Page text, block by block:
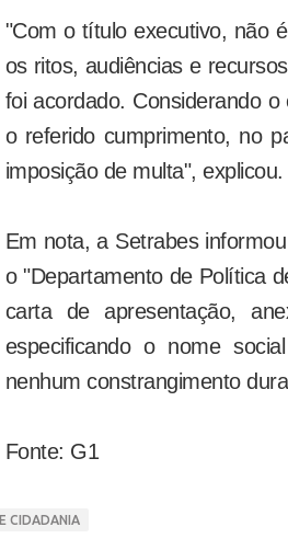
"Com o título executivo, não
os ritos, audiências e
foi acordado. Considerando
o referido cumprimento, no
imposição de multa", explicou.
Em nota, a Setrabes
o "Departamento de Política
carta de apresentação,
especificando o nome
nenhum constrangimento
Fonte: G1
CIDADANIA